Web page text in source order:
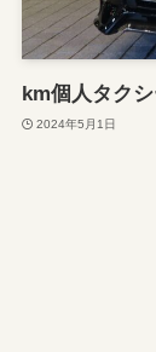
km個人タク
2024年5月1日